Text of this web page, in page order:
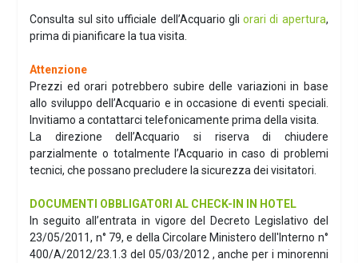
Consulta sul sito ufficiale dell’Acquario gli orari di apertura,
prima di pianificare la tua visita.
Attenzione
Prezzi ed orari potrebbero subire delle variazioni in base
allo sviluppo dell’Acquario e in occasione di eventi speciali.
Invitiamo a contattarci telefonicamente prima della visita.
La direzione dell’Acquario si riserva di chiudere
parzialmente o totalmente l’Acquario in caso di problemi
tecnici, che possano precludere la sicurezza dei visitatori.
DOCUMENTI OBBLIGATORI AL CHECK-IN IN HOTEL
In seguito all’entrata in vigore del Decreto Legislativo del
23/05/2011, n° 79, e della Circolare Ministero dell'Interno n°
400/A/2012/23.1.3 del 05/03/2012 , anche per i minorenni